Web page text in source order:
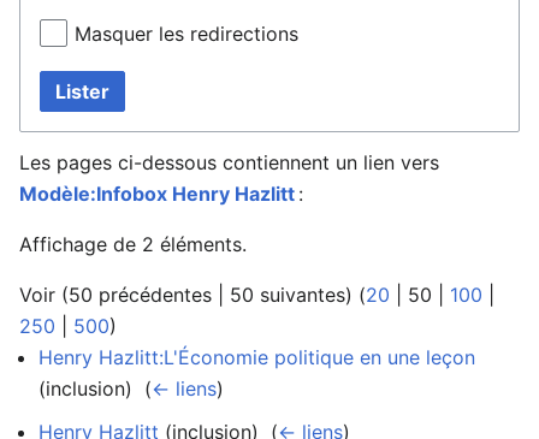
Masquer les redirections
Lister
Les pages ci-dessous contiennent un lien vers
Modèle:Infobox Henry Hazlitt :
Affichage de 2 éléments.
Voir (50 précédentes 50 suivantes) (20 50 100
250
500)
Henry Hazlitt:L'Économie politique en une leçon
(inclusion) ‎ (← liens)
Henry Hazlitt (inclusion) ‎ (← liens)